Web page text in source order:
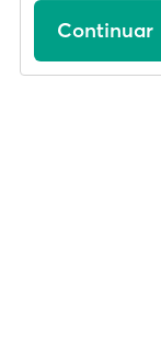
Continuar